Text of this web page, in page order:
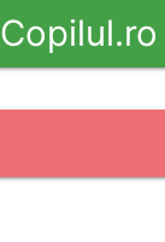
Copilul.ro